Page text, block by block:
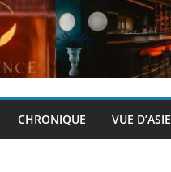
CHRONIQUE VUE D’ASIE